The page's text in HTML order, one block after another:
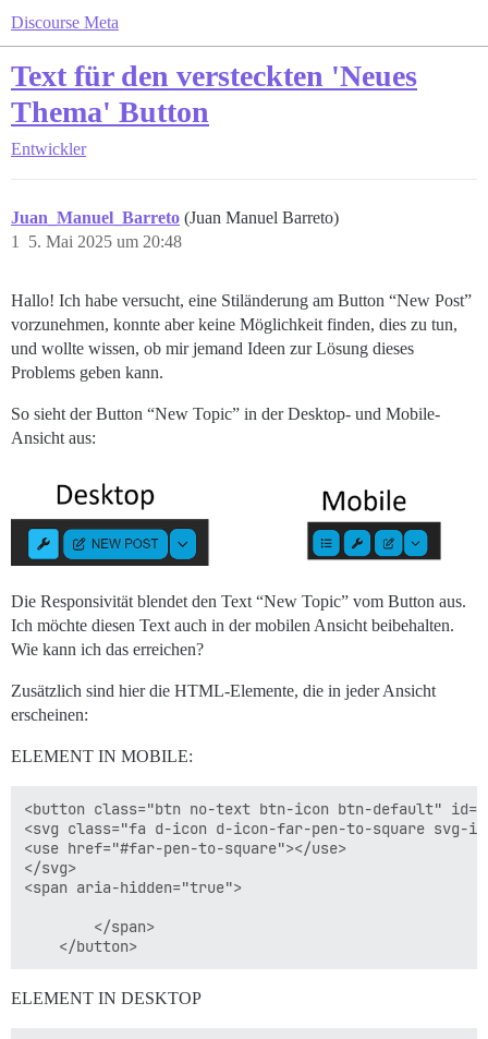
Discourse Meta
Text für den versteckten 'Neues
Thema' Button
Entwickler
Juan_Manuel_Barreto (Juan Manuel Barreto)
5. Mai 2025 um 20:48
1
Hallo! Ich habe versucht, eine Stiländerung am Button “New Post”
vorzunehmen, konnte aber keine Möglichkeit finden, dies zu tun,
und wollte wissen, ob mir jemand Ideen zur Lösung dieses
Problems geben kann.
So sieht der Button “New Topic” in der Desktop- und Mobile-
Ansicht aus:
Die Responsivität blendet den Text “New Topic” vom Button aus.
Ich möchte diesen Text auch in der mobilen Ansicht beibehalten.
Wie kann ich das erreichen?
Zusätzlich sind hier die HTML-Elemente, die in jeder Ansicht
erscheinen:
ELEMENT IN MOBILE:
<button class="btn no-text btn-icon btn-default"
<svg class="fa d-icon d-icon-far-pen-to-square svg-
<use href="#far-pen-to-square"></use>
</svg>
<span aria-hidden="true">
        </span>
ELEMENT IN DESKTOP